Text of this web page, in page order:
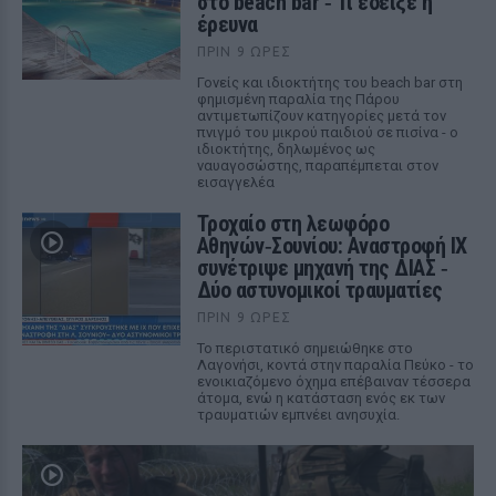
έρευνα
ΠΡΙΝ 9 ΏΡΕΣ
Γονείς και ιδιοκτήτης του beach bar στη
φημισμένη παραλία της Πάρου
αντιμετωπίζουν κατηγορίες μετά τον
πνιγμό του μικρού παιδιού σε πισίνα - ο
ιδιοκτήτης, δηλωμένος ως
ναυαγοσώστης, παραπέμπεται στον
εισαγγελέα
Τροχαίο στη λεωφόρο
Αθηνών‑Σουνίου: Αναστροφή ΙΧ
συνέτριψε μηχανή της ΔΙΑΣ ‑
Δύο αστυνομικοί τραυματίες
ΠΡΙΝ 9 ΏΡΕΣ
Το περιστατικό σημειώθηκε στο
Λαγονήσι, κοντά στην παραλία Πεύκο - το
ενοικιαζόμενο όχημα επέβαιναν τέσσερα
άτομα, ενώ η κατάσταση ενός εκ των
τραυματιών εμπνέει ανησυχία.